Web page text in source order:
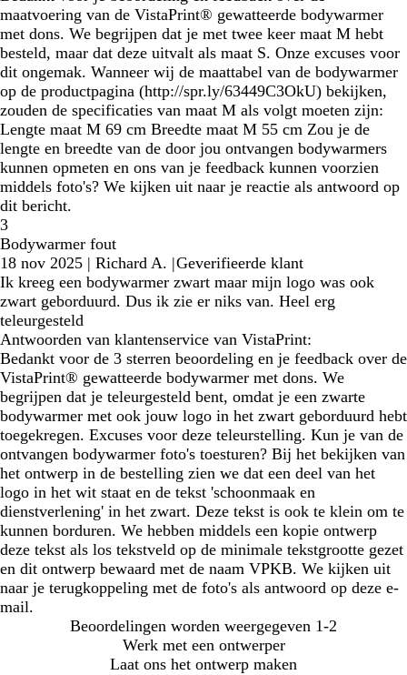
maatvoering van de VistaPrint® gewatteerde bodywarmer
met dons. We begrijpen dat je met twee keer maat M hebt
besteld, maar dat deze uitvalt als maat S. Onze excuses voor
dit ongemak. Wanneer wij de maattabel van de bodywarmer
op de productpagina (http://spr.ly/63449C3OkU) bekijken,
zouden de specificaties van maat M als volgt moeten zijn:
Lengte maat M 69 cm Breedte maat M 55 cm Zou je de
lengte en breedte van de door jou ontvangen bodywarmers
kunnen opmeten en ons van je feedback kunnen voorzien
middels foto's? We kijken uit naar je reactie als antwoord op
dit bericht.
3
Bodywarmer fout
18 nov 2025 | Richard A. |Geverifieerde klant
Ik kreeg een bodywarmer zwart maar mijn logo was ook
zwart geborduurd. Dus ik zie er niks van. Heel erg
teleurgesteld
Antwoorden van klantenservice van VistaPrint:
Bedankt voor de 3 sterren beoordeling en je feedback over de
VistaPrint® gewatteerde bodywarmer met dons. We
begrijpen dat je teleurgesteld bent, omdat je een zwarte
bodywarmer met ook jouw logo in het zwart geborduurd hebt
toegekregen. Excuses voor deze teleurstelling. Kun je van de
ontvangen bodywarmer foto's toesturen? Bij het bekijken van
het ontwerp in de bestelling zien we dat een deel van het
logo in het wit staat en de tekst 'schoonmaak en
dienstverlening' in het zwart. Deze tekst is ook te klein om te
kunnen borduren. We hebben middels een kopie ontwerp
deze tekst als los tekstveld op de minimale tekstgrootte gezet
en dit ontwerp bewaard met de naam VPKB. We kijken uit
naar je terugkoppeling met de foto's als antwoord op deze e-
mail.
Beoordelingen worden weergegeven 1-2
Werk met een ontwerper
Laat ons het ontwerp maken